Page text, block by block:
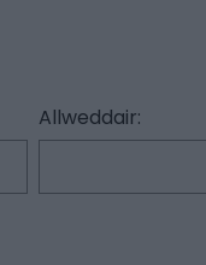
Allweddair: